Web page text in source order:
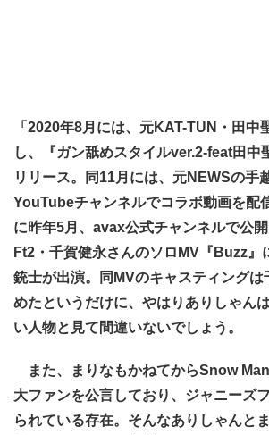
「2020年8月には、元KAT-TUN・田中
し、『ガン舐めスタイルver.2-feat田中
リリース。同11月には、元NEWSの手
YouTubeチャンネルでコラボ動画を配
に昨年5月、avax公式チャンネルで公
Ft2・千賀健永さんのソロMV『Buzz』
銃士が出演。同MVのキャスティングは
めたというだけに、やはりありしゃん
い人物と見て間違いないでしょう。
また、まりなもかねてからSnow
大ファンを公言しており、ジャニーズ
られている存在。そんなありしゃんと